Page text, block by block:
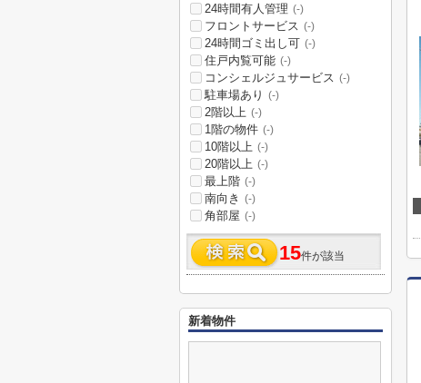
24時間有人管理 (-)
フロントサービス (-)
24時間ゴミ出し可 (-)
住戸内覧可能 (-)
コンシェルジュサービス (-)
駐車場あり (-)
2階以上 (-)
1階の物件 (-)
10階以上 (-)
20階以上 (-)
最上階 (-)
南向き (-)
角部屋 (-)
15件が該当
新着物件